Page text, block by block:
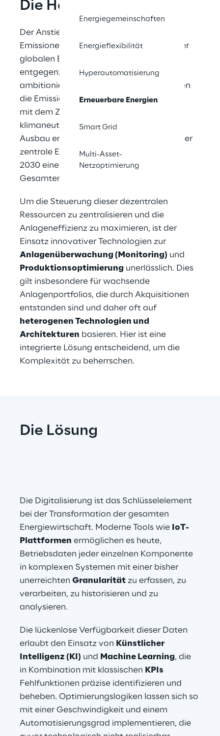
Energiegemeinschaften
Energieflexibilität
Hyperautomatisierung
Erneuerbare Energien
Smart Grid
Multi-Asset-
Netzoptimierung
Die Herausforderung
Der Anstieg der atmosphärischen CO2-
Emissionen ist eine der Hauptursachen der
globalen Erwärmung. Um dem
entgegenzuwirken, hat sich die EU
ambitionierte Ziele gesetzt: Bis 2030 sollen
die Emissionen um 55% reduziert werden,
mit dem Ziel, bis 2050 der erste
klimaneutrale Kontinent zu werden. Der
Ausbau erneuerbarer Energien ist dabei der
zentrale Eckpfeiler – Europa strebt an, bis
2030 einen Anteil von 42,5% am
Gesamtenergieverbrauch abzudecken.
Um die Steuerung dieser dezentralen
Ressourcen zu zentralisieren und die
Anlageneffizienz zu maximieren, ist der
Einsatz innovativer Technologien zur
Anlagenüberwachung (Monitoring) und
Produktionsoptimierung unerlässlich. Dies
gilt insbesondere für wachsende
Anlagenportfolios, die durch Akquisitionen
entstanden sind und daher oft auf
heterogenen Technologien und
Architekturen basieren. Hier ist eine
integrierte Lösung entscheidend, um die
Komplexität zu beherrschen.
Die Lösung
Die Digitalisierung ist das Schlüsselelement
bei der Transformation der gesamten
Energiewirtschaft. Moderne Tools wie IoT-
Plattformen ermöglichen es heute,
Betriebsdaten jeder einzelnen Komponente
in komplexen Systemen mit einer bisher
unerreichten Granularität zu erfassen, zu
verarbeiten, zu historisieren und zu
analysieren.
Die lückenlose Verfügbarkeit dieser Daten
erlaubt den Einsatz von Künstlicher
Intelligenz (KI) und Machine Learning, die
in Kombination mit klassischen KPIs
Fehlfunktionen präzise identifizieren und
beheben. Optimierungslogiken lassen sich so
mit einer Geschwindigkeit und einem
Automatisierungsgrad implementieren, die